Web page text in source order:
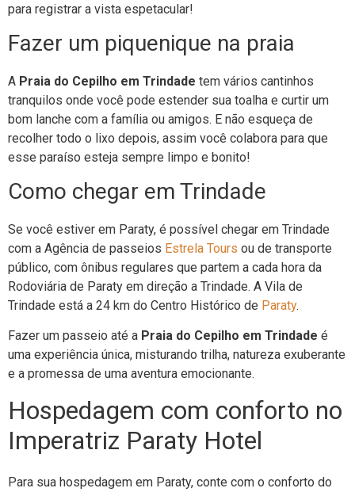
para registrar a vista espetacular!
Fazer um piquenique na praia
A Praia do Cepilho em Trindade tem vários cantinhos
tranquilos onde você pode estender sua toalha e curtir um
bom lanche com a família ou amigos. E não esqueça de
recolher todo o lixo depois, assim você colabora para que
esse paraíso esteja sempre limpo e bonito!
Como chegar em Trindade
Se você estiver em Paraty, é possível chegar em Trindade
com a Agência de passeios Estrela Tours ou de transporte
público, com ônibus regulares que partem a cada hora da
Rodoviária de Paraty em direção a Trindade. A Vila de
Trindade está a 24 km do Centro Histórico de Paraty.
Fazer um passeio até a Praia do Cepilho em Trindade é
uma experiência única, misturando trilha, natureza exuberante
e a promessa de uma aventura emocionante.
Hospedagem com conforto no
Imperatriz Paraty Hotel
Para sua hospedagem em Paraty, conte com o conforto do